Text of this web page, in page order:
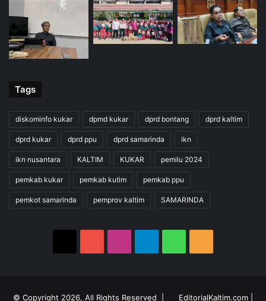
Tags
diskominfo kukar dpmd kukar dprd bontang dprd kaltim
dprd kukar dprd ppu dprd samarinda ikn
ikn nusantara KALTIM KUKAR pemilu 2024
pemkab kukar pemkab kutim pemkab ppu
pemkot samarinda pemprov kaltim SAMARINDA
© Copyright 2026, All Rights Reserved | EditorialKaltim.com